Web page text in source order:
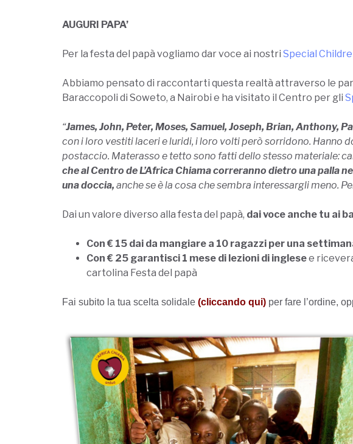
AUGURI PAPA’
Per la festa del papà vogliamo dar voce ai nostri Special
Abbiamo pensato di raccontarti questa realtà attraverso le
Baraccopoli di Soweto, a Nairobi e ha visitato il Centro per gli
“James, John, Peter, Moses, Samuel, Joseph, Brian, Anthony,
con i loro vestiti laceri e luridi, i loro volti però sorridono. Hanno
postaccio. Materasso e tetto sono fatti dello stesso materiale:
che al Centro de L’Africa Chiama correranno dietro una palla
una doccia, anche se è la cosa che sembra interessargli meno.
Dai un valore diverso alla festa del papà, dai voce anche tu ai
Con € 15 dai da mangiare a 10 ragazzi per una
Con € 25 garantisci 1 mese di lezioni di inglesee
cartolina Festa del papà
Fai subito la tua scelta solidale (cliccando qui) per fare l’ordine,